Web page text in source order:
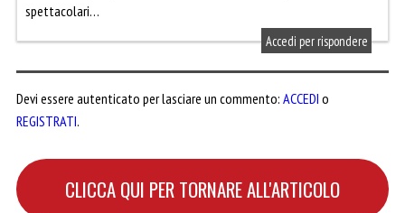
spettacolari…
Accedi per rispondere
Devi essere autenticato per lasciare un commento: ACCEDI o
REGISTRATI.
CLICCA QUI PER TORNARE ALL'ARTICOLO